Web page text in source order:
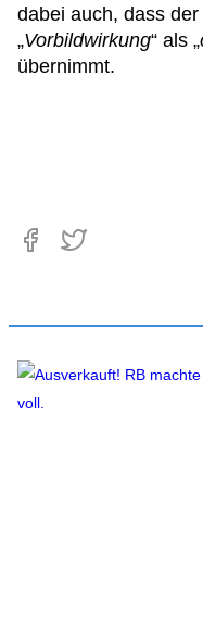
dabei auch, dass
„Vorbildwirkung“ als „
übernimmt.